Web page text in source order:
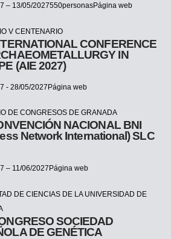
– 13/05/2027550personasPágina web
V CENTENARIO
CONFERENCE
IN
(AIE 2027)
- 28/05/2027Página web
DE CONGRESOS DE GRANADA
NACIONAL BNI
Network International) SLC
– 11/06/2027Página web
DE CIENCIAS DE LA UNIVERSIDAD DE
SOCIEDAD
DE GENÉTICA